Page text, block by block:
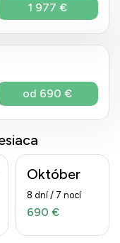
1 977 €
od 690 €
Október
8 dní / 7 nocí
690 €